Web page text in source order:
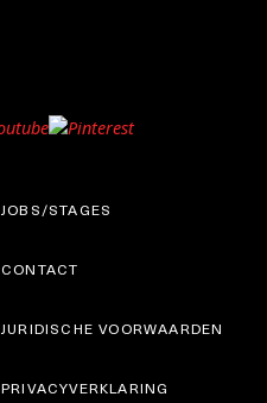
JOBS/STAGES
CONTACT
JURIDISCHE VOORWAARDEN
PRIVACYVERKLARING